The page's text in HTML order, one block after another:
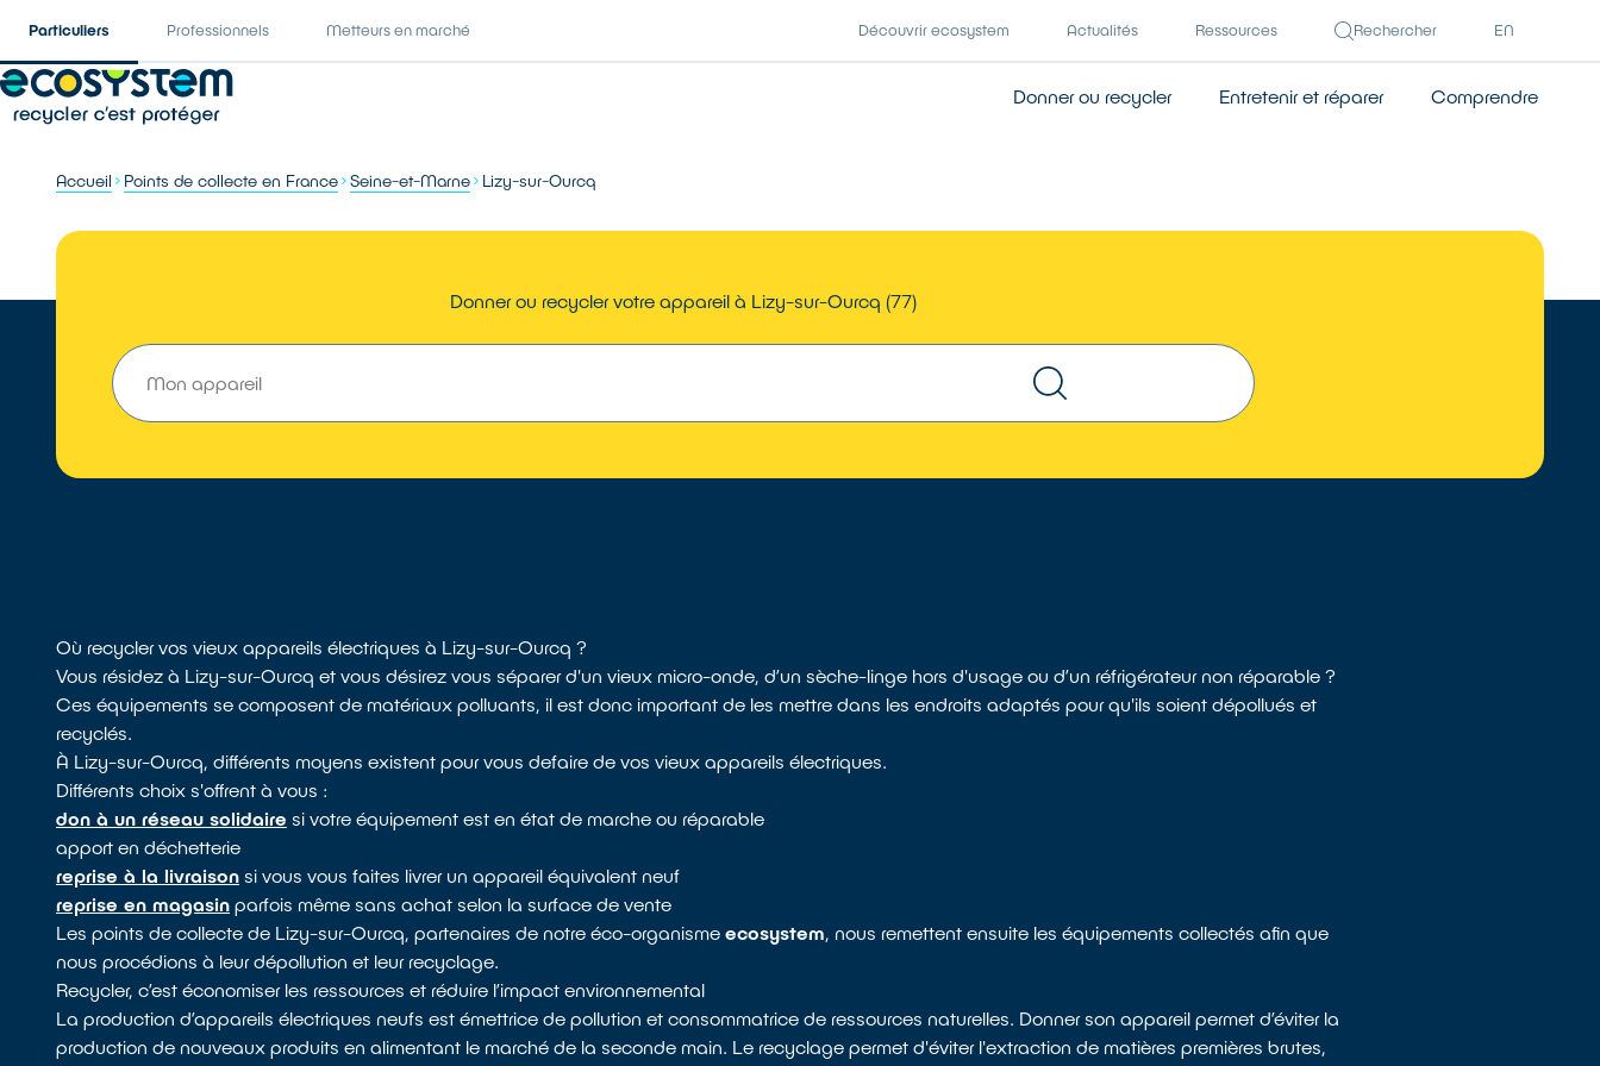
Particuliers Professionnels Metteurs en marché Découvrir ecosystem Actualités Ressources Rechercher EN
Donner ou recycler Entretenir et réparer Comprendre
Accueil Points de collecte en France Seine-et-Marne Lizy-sur-Ourcq
Donner ou recycler votre appareil à Lizy-sur-Ourcq (77)
Où recycler vos vieux appareils électriques à Lizy-sur-Ourcq ?
Vous résidez à Lizy-sur-Ourcq et vous désirez vous séparer d'un vieux micro-onde, d’un sèche-linge hors d'usage ou d’un réfrigérateur non réparable ?
Ces équipements se composent de matériaux polluants, il est donc important de les mettre dans les endroits adaptés pour qu'ils soient dépollués et
recyclés.
À Lizy-sur-Ourcq, différents moyens existent pour vous defaire de vos vieux appareils électriques.
Différents choix s'offrent à vous :
don à un réseau solidaire si votre équipement est en état de marche ou réparable
apport en déchetterie
reprise à la livraison si vous vous faites livrer un appareil équivalent neuf
reprise en magasin parfois même sans achat selon la surface de vente
Les points de collecte de Lizy-sur-Ourcq, partenaires de notre éco-organismeecosystem, nous remettent ensuite les équipements collectés afin que
nous procédions à leur dépollution et leur recyclage.
Recycler, c’est économiser les ressources et réduire l’impact environnemental
La production d’appareils électriques neufs est émettrice de pollution et consommatrice de ressources naturelles. Donner son appareil permet d’éviter la
production de nouveaux produits en alimentant le marché de la seconde main. Le recyclage permet d'éviter l'extraction de matières premières brutes,